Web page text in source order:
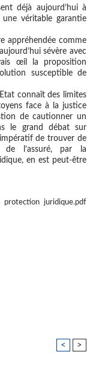
déjà aujourd’hui à
véritable garantie
appréhendée comme
sévère avec
œil la proposition
susceptible de
connaît des limites
face à la justice
de cautionner un
le grand débat sur
impératif de trouver de
de l’assuré, par la
en est peut-être
juridique.pdf
< >